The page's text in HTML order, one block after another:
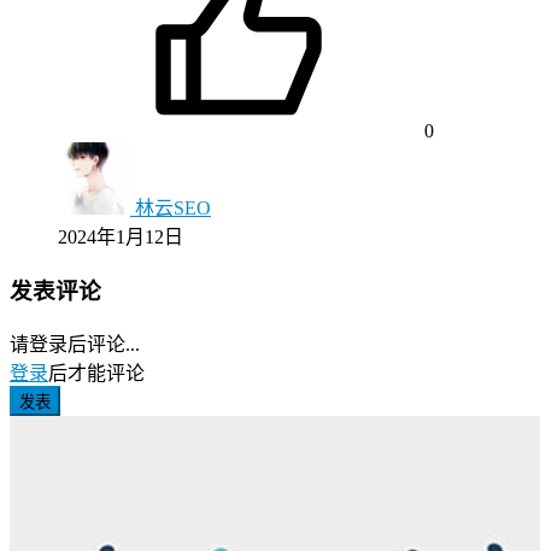
0
林云SEO
2024年1月12日
发表评论
请登录后评论...
登录后才能评论
发表